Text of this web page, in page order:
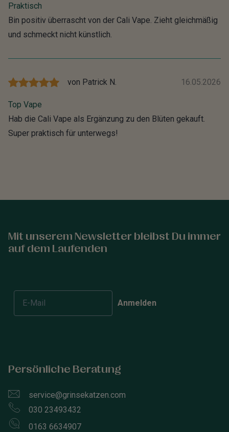
Praktisch
Bin positiv überrascht von der Cali Vape. Zieht gleichmäßig
und schmeckt nicht künstlich.
von Patrick N. 16.05.2026
Top Vape
Hab die Cali Vape als Ergänzung zu den Blüten gekauft.
Super praktisch für unterwegs!
Persönliche Beratung
service@grinsekatzen.com
030 23493432
0163 6634907
Mit unserem Newsletter bleibst Du immer
auf dem Laufenden
Anmelden